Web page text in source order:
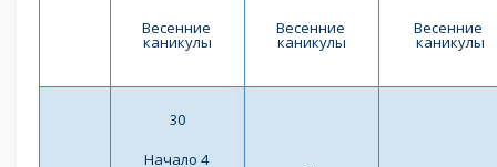
Весенние
каникулы
Весенние
каникулы
Весенние
каникулы
30
Начало 4